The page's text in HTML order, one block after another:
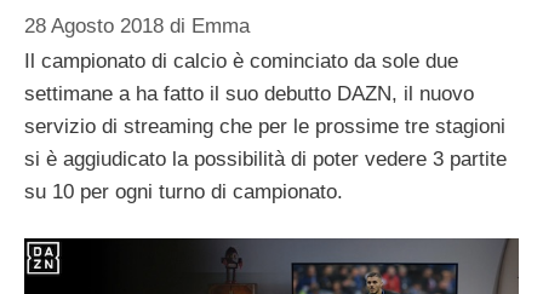
28 Agosto 2018 di Emma
Il campionato di calcio è cominciato da sole due
settimane a ha fatto il suo debutto DAZN, il nuovo
servizio di streaming che per le prossime tre stagioni
si è aggiudicato la possibilità di poter vedere 3 partite
su 10 per ogni turno di campionato.